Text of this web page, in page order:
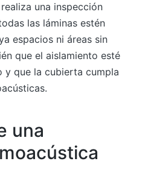
una inspección
las láminas estén
espacios ni áreas sin
que el aislamiento esté
que la cubierta cumpla
una